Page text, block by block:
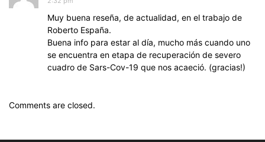
Muy buena reseña, de actualidad, en el trabajo de
Roberto España.
Buena info para estar al día, mucho más cuando uno
se encuentra en etapa de recuperación de severo
cuadro de Sars-Cov-19 que nos acaeció. (gracias!)
Comments are closed.